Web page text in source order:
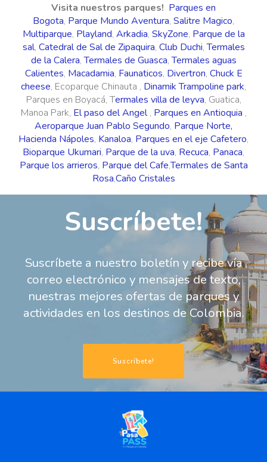
Visita nuestros parques! Parques en
Bogota, Parque Mundo Aventura, Salitre Magico,
Multiparque, Playland, Arkadia, SkyZone, Parque de la
sal, Catedral de Sal de Zipaquira, Club Duchi,Termales
de la Calera,Termales de Guasca,Termales aguas
Calientes, Macadamia, Faunaticos, Divertron, Chuck E
cheese, Ecoparque Chinauta , Dinamik Trampoline park,
Parques en Boyacá, Termales villa de leyva, Guatica,
Manoa Park, El paso del Angel, Parques en Antioquia ,
Aeroparque Juan Pablo Segundo, Parque Norte,
Hacienda Nápoles, Kanaloa, Parques en el eje Cafetero,
Bioparque Ukumari, Parque de la uva, Recuca, Panaca,
Parque los arrieros, Parque del Cafe,Termales de Santa
Rosa,Caño Cristales
Suscríbete!
Suscríbete a nuestro boletín y recibe vía
correo electrónico y mensajes de texto,
nuestras mejores ofertas de parques y
actividades en los destinos de Colombia.
Suscríbete!